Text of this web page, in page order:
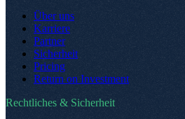
Über uns
Karriere
Partner
Sicherheit
Pricing
Return on Investment
Rechtliches & Sicherheit